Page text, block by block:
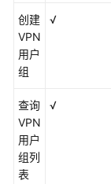
创建
VPN
用户
组
√
查询
VPN
用户
组列
表
√